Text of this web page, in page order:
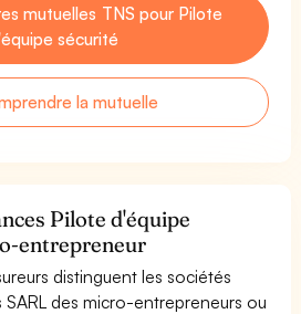
mutuelles TNS pour Pilote
sécurité
la mutuelle
Pilote d'équipe
entrepreneur
distinguent les sociétés
SARL des micro-entrepreneurs ou